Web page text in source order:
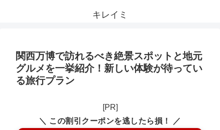
キレイミ
関西万博で訪れるべき絶景スポットと地元
グルメを一挙紹介！新しい体験が待ってい
る旅行プラン
[PR]
＼ この割引クーポンを逃したら損！ ／